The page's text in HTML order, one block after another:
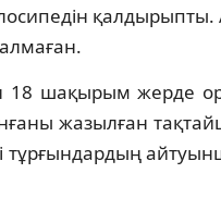
қалдырыпты.
шақырым жерде
жазылған
тұрғындардың